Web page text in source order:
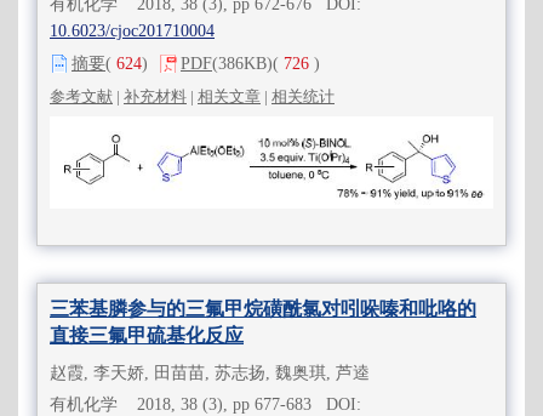
有机化学 2018, 38 (3), pp 672-676 DOI:
10.6023/cjoc201710004
摘要( 624) PDF(386KB)( 726 )
参考文献 | 补充材料 | 相关文章 | 相关统计
三苯基膦参与的三氟甲烷磺酰氯对吲哚嗪和吡咯的
直接三氟甲硫基化反应
赵霞, 李天娇, 田苗苗, 苏志扬, 魏奥琪, 芦逵
有机化学 2018, 38 (3), pp 677-683 DOI: